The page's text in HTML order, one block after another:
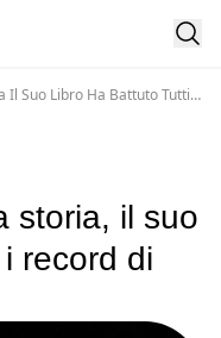
Il Suo Libro Ha Battuto Tutti I
storia, il suo
record di